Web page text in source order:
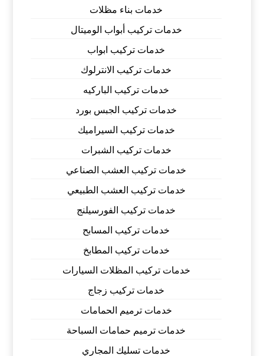
خدمات بناء مظلات
خدمات تركيب أبواب الوميتال
خدمات تركيب ابواب
خدمات تركيب الانترلوك
خدمات تركيب الباركيه
خدمات تركيب الجبس بورد
خدمات تركيب السيراميك
خدمات تركيب الشبرات
خدمات تركيب العشب الصناعي
خدمات تركيب العشب الطبيعي
خدمات تركيب الفورسيلنج
خدمات تركيب المسابح
خدمات تركيب المطابخ
خدمات تركيب المظلات السيارات
خدمات تركيب زجاج
خدمات ترميم الحمامات
خدمات ترميم حمامات السباحة
خدمات تسليك المجاري